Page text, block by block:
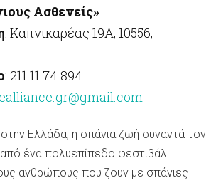
Ασθενείς»
: Καπνικαρέας 19Α, 10556,
: 211 11 74 894
Ελλάδα, η σπάνια ζωή συναντά τον
ένα πολυεπίπεδο φεστιβάλ
ανθρώπους που ζουν με σπάνιες